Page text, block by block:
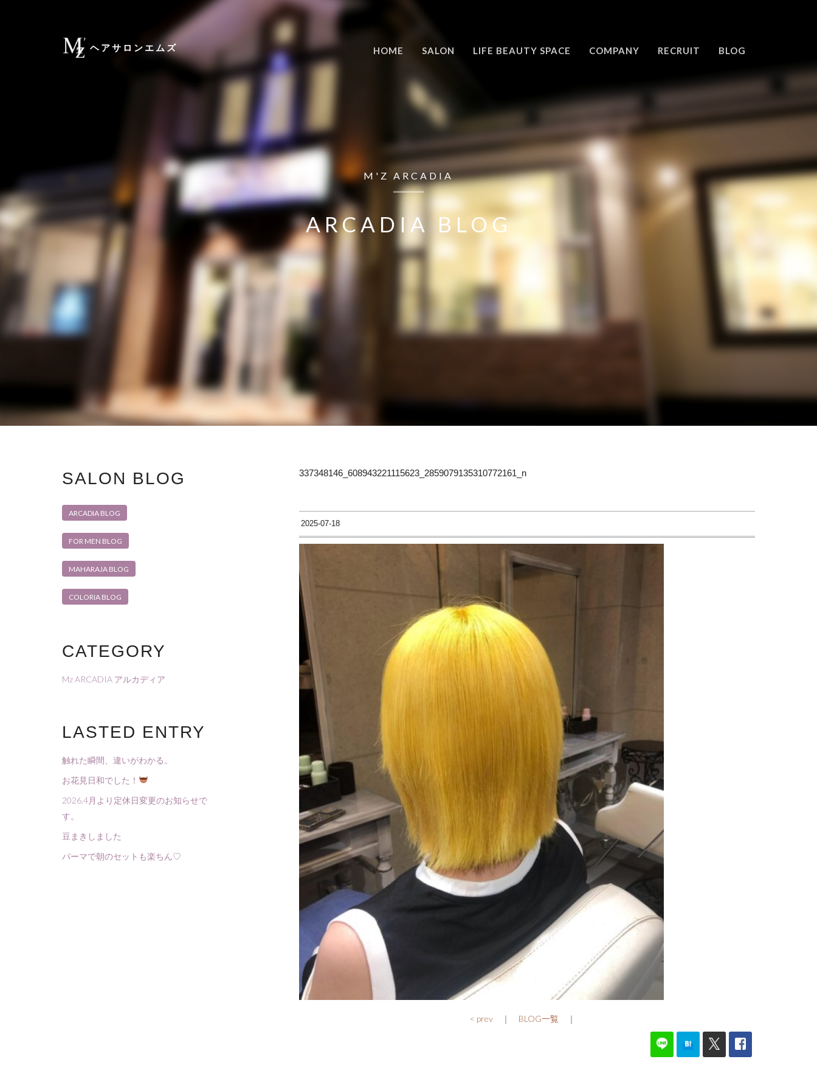
ヘアサロンエムズ HOME SALON LIFE BEAUTY SPACE COMPANY RECRUIT BLOG
M'Z ARCADIA
ARCADIA BLOG
337348146_608943221115623_2859079135310772161_n
2025-07-18
< prev｜ BLOG一覧｜
SALON BLOG
ARCADIA BLOG
FOR MEN BLOG
MAHARAJA BLOG
COLORIA BLOG
CATEGORY
Mz ARCADIA アルカディア
LASTED ENTRY
触れた瞬間、違いがわかる。
お花見日和でした！
2026.4月より定休日変更のお知らせで
す。
豆まきしました
パーマで朝のセットも楽ちん♡